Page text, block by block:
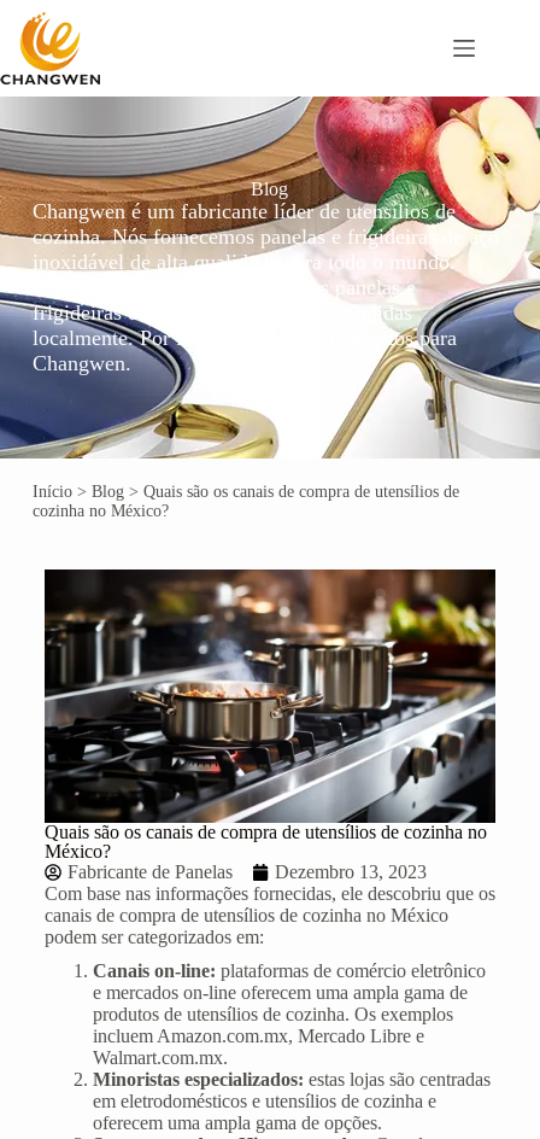
Blog
Changwen é um fabricante líder de utensílios de
cozinha. Nós fornecemos panelas e frigideiras de aço
inoxidável de alta qualidade para todo o mundo.
Também podemos personalizar as panelas e
frigideiras de aço inoxidável mais vendidas
localmente. Por favor, envie seus requisitos para
Changwen.
Início> Blog> Quais são os canais de compra de utensílios de
cozinha no México?
Quais são os canais de compra de utensílios de cozinha no
México?
Fabricante de Panelas
Dezembro 13, 2023
Com base nas informações fornecidas, ele descobriu que os
canais de compra de utensílios de cozinha no México
podem ser categorizados em:
Canais on-line: plataformas de comércio eletrônico
e mercados on-line oferecem uma ampla gama de
produtos de utensílios de cozinha. Os exemplos
incluem Amazon.com.mx, Mercado Libre e
Walmart.com.mx.
Minoristas especializados: estas lojas são centradas
em eletrodomésticos e utensílios de cozinha e
oferecem uma ampla gama de opções.